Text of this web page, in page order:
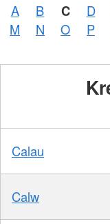
A B C D
M
N O P
Calau
Calw